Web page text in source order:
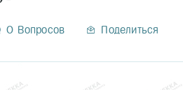
0 Вопросов Поделиться